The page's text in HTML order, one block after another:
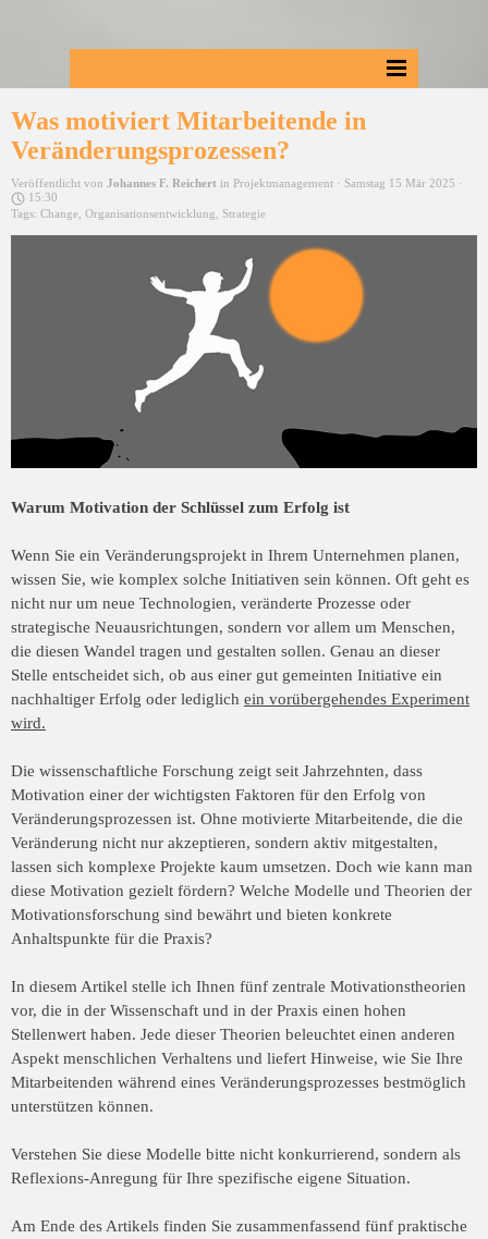
Was motiviert Mitarbeitende in
Veränderungsprozessen?
Veröffentlicht von Johannes F. Reichert in Projektmanagement · Samstag 15 Mär 2025 ·
15:30
Tags: Change Organisationsentwicklung Strategie
Warum Motivation der Schlüssel zum Erfolg ist
Wenn Sie ein Veränderungsprojekt in Ihrem Unternehmen planen,
wissen Sie, wie komplex solche Initiativen sein können. Oft geht es
nicht nur um neue Technologien, veränderte Prozesse oder
strategische Neuausrichtungen, sondern vor allem um Menschen,
die diesen Wandel tragen und gestalten sollen. Genau an dieser
Stelle entscheidet sich, ob aus einer gut gemeinten Initiative ein
nachhaltiger Erfolg oder lediglich ein vorübergehendes Experiment
wird.
Die wissenschaftliche Forschung zeigt seit Jahrzehnten, dass
Motivation einer der wichtigsten Faktoren für den Erfolg von
Veränderungsprozessen ist. Ohne motivierte Mitarbeitende, die die
Veränderung nicht nur akzeptieren, sondern aktiv mitgestalten,
lassen sich komplexe Projekte kaum umsetzen. Doch wie kann man
diese Motivation gezielt fördern? Welche Modelle und Theorien der
Motivationsforschung sind bewährt und bieten konkrete
Anhaltspunkte für die Praxis?
In diesem Artikel stelle ich Ihnen fünf zentrale Motivationstheorien
vor, die in der Wissenschaft und in der Praxis einen hohen
Stellenwert haben. Jede dieser Theorien beleuchtet einen anderen
Aspekt menschlichen Verhaltens und liefert Hinweise, wie Sie Ihre
Mitarbeitenden während eines Veränderungsprozesses bestmöglich
unterstützen können.
Verstehen Sie diese Modelle bitte nicht konkurrierend, sondern als
Reflexions-Anregung für Ihre spezifische eigene Situation.
Am Ende des Artikels finden Sie zusammenfassend fünf praktische